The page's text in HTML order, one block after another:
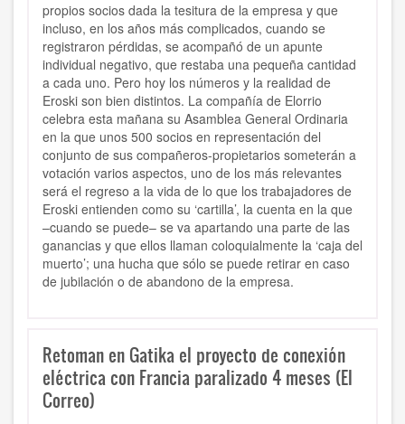
propios socios dada la tesitura de la empresa y que
incluso, en los años más complicados, cuando se
registraron pérdidas, se acompañó de un apunte
individual negativo, que restaba una pequeña cantidad
a cada uno. Pero hoy los números y la realidad de
Eroski son bien distintos. La compañía de Elorrio
celebra esta mañana su Asamblea General Ordinaria
en la que unos 500 socios en representación del
conjunto de sus compañeros-propietarios someterán a
votación varios aspectos, uno de los más relevantes
será el regreso a la vida de lo que los trabajadores de
Eroski entienden como su ‘cartilla’, la cuenta en la que
–cuando se puede– se va apartando una parte de las
ganancias y que ellos llaman coloquialmente la ‘caja del
muerto’; una hucha que sólo se puede retirar en caso
de jubilación o de abandono de la empresa.
Retoman en Gatika el proyecto de conexión
eléctrica con Francia paralizado 4 meses (El
Correo)